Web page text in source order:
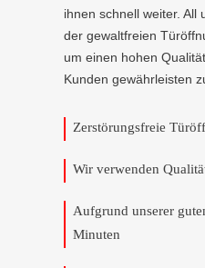
ihnen schnell weiter. All
der gewaltfreien
um einen hohen
Kunden gewährleisten
Zerstörungsfreie
Wir verwenden
Aufgrund unserer
Minuten